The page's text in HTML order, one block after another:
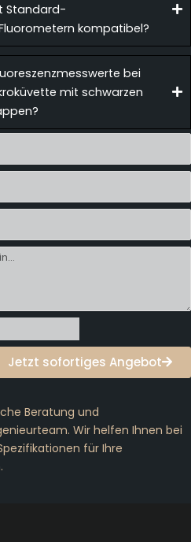
Standard-
kompatibel?
bei
mit schwarzen
Jetzt sofortiges Angebot
Beratung und
Wir helfen Ihnen bei
für Ihre